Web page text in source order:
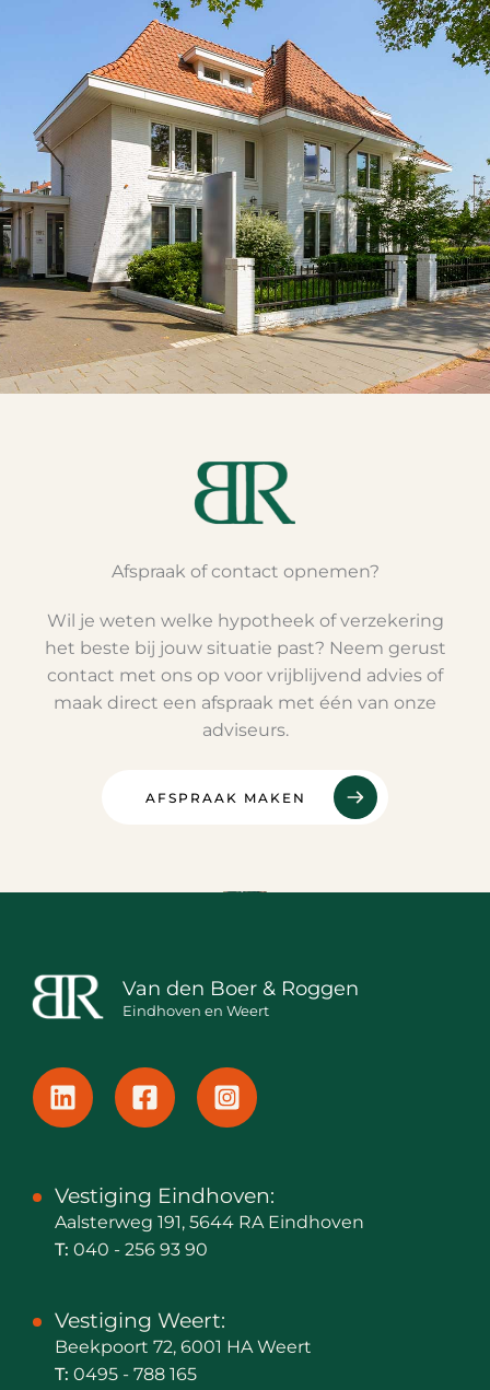
Afspraak of contact opnemen?
Wil je weten welke hypotheek of verzekering
het beste bij jouw situatie past? Neem gerust
contact met ons op voor vrijblijvend advies of
maak direct een afspraak met één van onze
adviseurs.
AFSPRAAK MAKEN
Van den Boer & Roggen
Eindhoven en Weert
Vestiging Eindhoven:
Aalsterweg 191, 5644 RA Eindhoven
T: 040 - 256 93 90
Vestiging Weert:
Beekpoort 72, 6001 HA Weert
T: 0495 - 788 165